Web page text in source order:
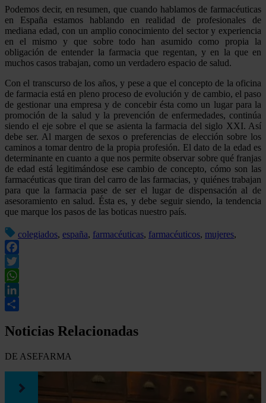
Podemos decir, en resumen, que cuando hablamos de farmacéuticas
en España estamos hablando en realidad de profesionales de
mediana edad, con un amplio conocimiento del sector y experiencia
en el mismo y que sobre todo han asumido como propia la
obligación de entender la farmacia que regentan, y en la que en
muchos casos trabajan, como un verdadero espacio de salud.
Con el transcurso de los años, y pese a que el concepto de la oficina
de farmacia está en pleno proceso de evolución y de cambio, el paso
de gestionar una empresa y de concebir ésta como un lugar para la
promoción de la salud y la prevención de enfermedades, continúa
siendo el eje sobre el que se asienta la farmacia del siglo XXI. Así
debe ser. Al margen de sexos o preferencias de elección sobre los
caminos a tomar dentro de la propia profesión. El dato de la edad es
determinante en cuanto a que nos permite observar sobre qué franjas
de edad está legitimándose ese cambio de concepto, cómo son las
farmacéuticas que tiran del carro de las farmacias, y quiénes trabajan
para que la farmacia pase de ser el lugar de dispensación al de
asesoramiento en salud. Ésta es, y debe seguir siendo, la tendencia
que marque los pasos de las boticas nuestro país.
colegiados, españa, farmacéuticas, farmacéuticos, mujeres,
Facebook
Twitter
WhatsApp
LinkedIn
Noticias Relacionadas
DE ASEFARMA